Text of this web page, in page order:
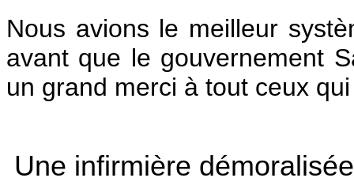
Nous avions le meilleur
avant que le gouvernement
un grand merci à tout ceux
Une infirmière